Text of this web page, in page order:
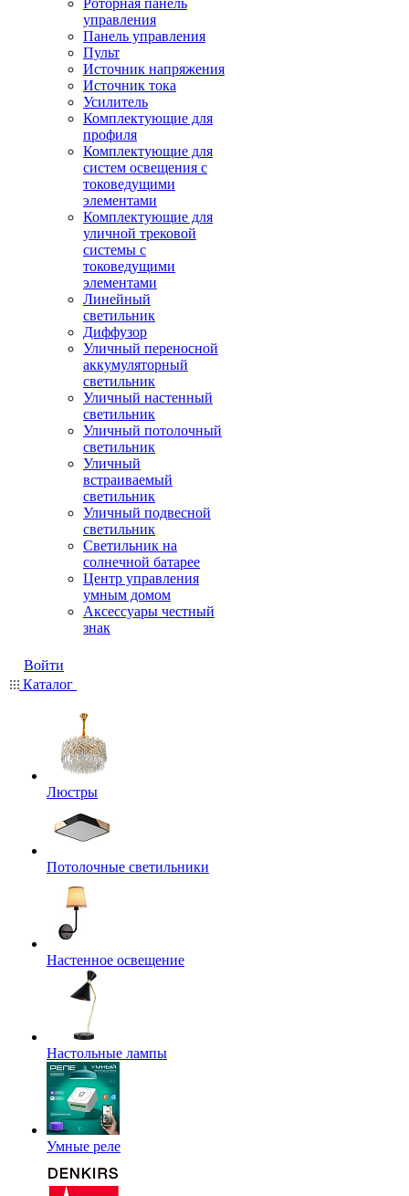
Роторная панель
управления
Панель управления
Пульт
Источник напряжения
Источник тока
Усилитель
Комплектующие для
профиля
Комплектующие для
систем освещения с
токоведущими
элементами
Комплектующие для
уличной трековой
системы с
токоведущими
элементами
Линейный
светильник
Диффузор
Уличный переносной
аккумуляторный
светильник
Уличный настенный
светильник
Уличный потолочный
светильник
Уличный
встраиваемый
светильник
Уличный подвесной
светильник
Светильник на
солнечной батарее
Центр управления
умным домом
Аксессуары честный
знак
Войти
Каталог
Люстры
Потолочные светильники
Настенное освещение
Настольные лампы
Умные реле